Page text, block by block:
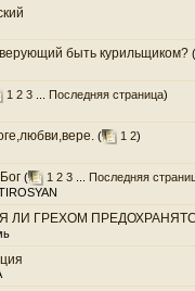
быть курильщиком? (
1 2 3 Последняя страница)
( 1 2)
( 1 2 3 Последняя
ЛИ ГРЕХОМ